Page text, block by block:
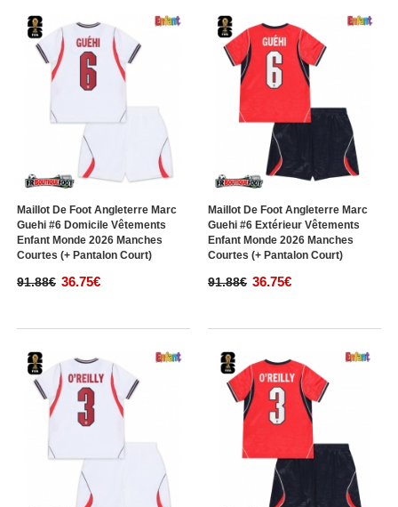
Maillot De Foot Angleterre Marc
Guehi #6 Domicile Vêtements
Enfant Monde 2026 Manches
Courtes (+ Pantalon Court)
91.88€ 36.75€
Maillot De Foot Angleterre Marc
Guehi #6 Extérieur Vêtements
Enfant Monde 2026 Manches
Courtes (+ Pantalon Court)
91.88€ 36.75€